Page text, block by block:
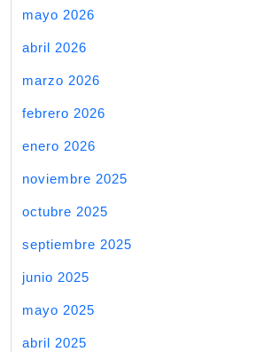
mayo 2026
abril 2026
marzo 2026
febrero 2026
enero 2026
noviembre 2025
octubre 2025
septiembre 2025
junio 2025
mayo 2025
abril 2025